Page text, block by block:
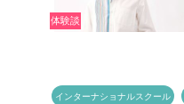
体験談
インターナショナルスクール